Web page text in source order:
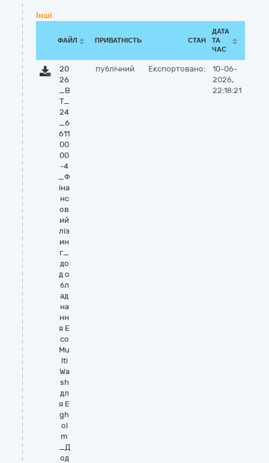
Інші
ФАЙЛ ПРИВАТНІСТЬ СТАН
ДАТА
ТА
ЧАС
20
26
_В
Т_
24
_6
611
00
00
-4
_Ф
іна
нс
ов
ий
ліз
ин
г_
до
д о
бл
ад
на
нн
я E
co
Mu
lti
Wa
sh
дл
я E
gh
ol
m
_Д
од
публічний Експортовано:
10-06-
2026,
22:18:21